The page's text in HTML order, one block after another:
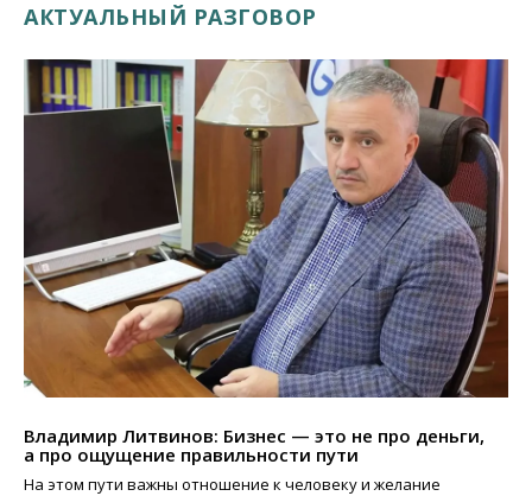
АКТУАЛЬНЫЙ РАЗГОВОР
Владимир Литвинов: Бизнес — это не про деньги,
а про ощущение правильности пути
На этом пути важны отношение к человеку и желание